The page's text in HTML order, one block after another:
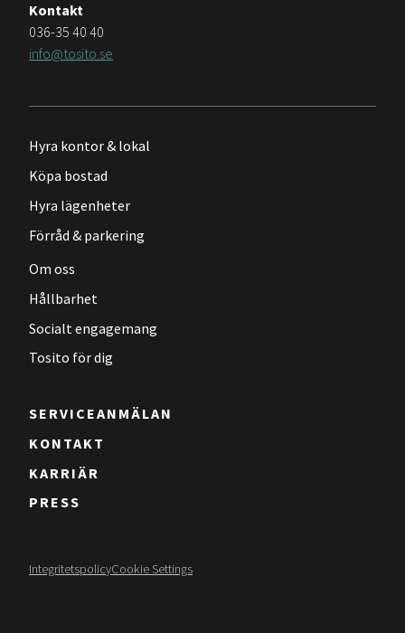
Kontakt
036-35 40 40
info@tosito.se
Hyra kontor & lokal
Köpa bostad
Hyra lägenheter
Förråd & parkering
Om oss
Hållbarhet
Socialt engagemang
Tosito för dig
SERVICEANMÄLAN
KONTAKT
KARRIÄR
PRESS
IntegritetspolicyCookie Settings